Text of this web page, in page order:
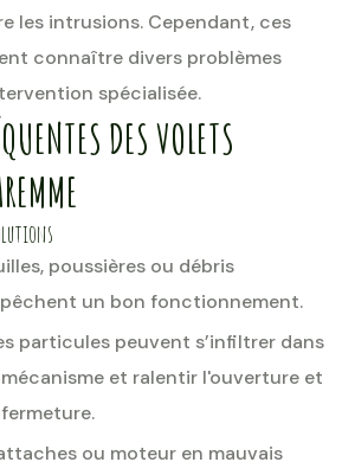
les intrusions. Cependant, ces
connaître divers problèmes
spécialisée.
DES VOLETS
poussières ou débris
un bon fonctionnement.
particules peuvent s’infiltrer dans
et ralentir l'ouverture et
ou moteur en mauvais